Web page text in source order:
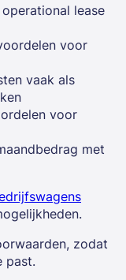
lease
voor
vaak als
voor
met
zodat
past.